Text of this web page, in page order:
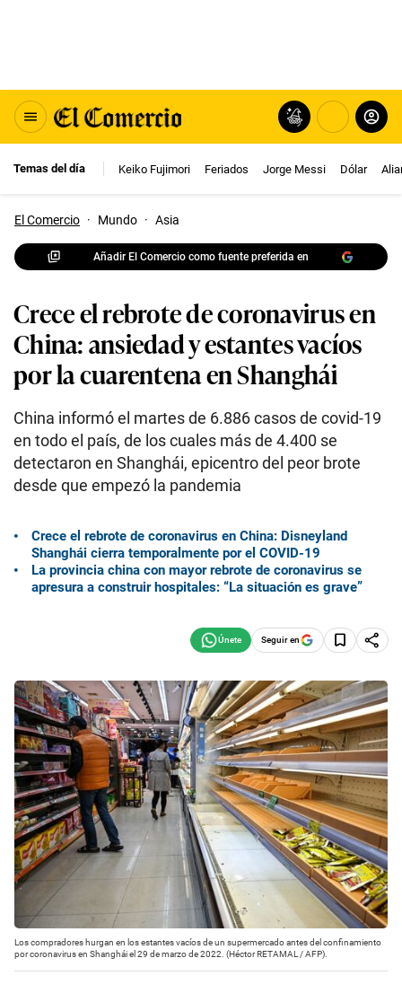
Temas del día Keiko Fujimori Feriados Jorge Messi Dólar
El Comercio · Mundo · Asia
Añadir El Comercio como fuente preferida en
Crece el rebrote de coronavirus en
China: ansiedad y estantes vacíos
por la cuarentena en Shanghái
China informó el martes de 6.886 casos de covid-19
en todo el país, de los cuales más de 4.400 se
detectaron en Shanghái, epicentro del peor brote
desde que empezó la pandemia
Crece el rebrote de coronavirus en China: Disneyland
Shanghái cierra temporalmente por el COVID-19
La provincia china con mayor rebrote de coronavirus se
apresura a construir hospitales: “La situación es grave”
Seguir en
Los compradores hurgan en los estantes vacíos de un supermercado antes del confinamiento
por coronavirus en Shanghái el 29 de marzo de 2022. (Héctor RETAMAL / AFP).